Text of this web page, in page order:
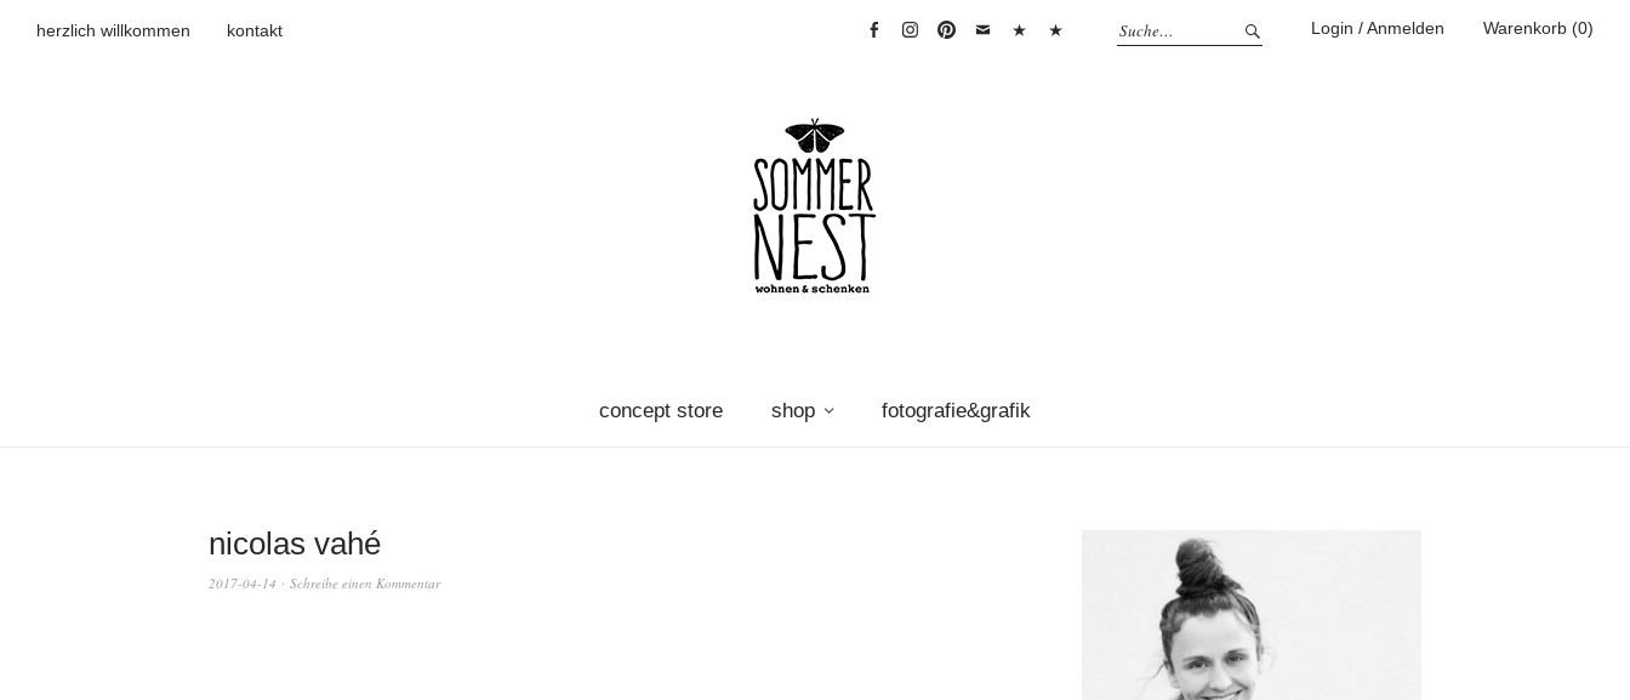
herzlich willkommen
kontakt
Login / Anmelden Warenkorb (0)
concept store shop fotografie&grafik
nicolas vahé
2017-04-14 Schreibe einen Kommentar